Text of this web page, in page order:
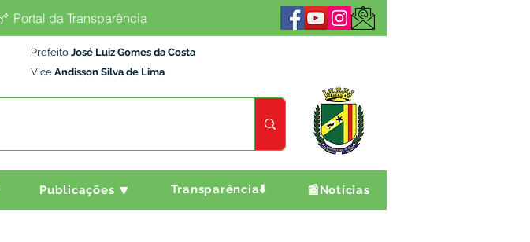
Portal da Transparência
Prefeito José Luiz Gomes da Costa
Vice Andisson Silva de Lima
Publicações 🔽 Transparência⬇️ 📰Notícias